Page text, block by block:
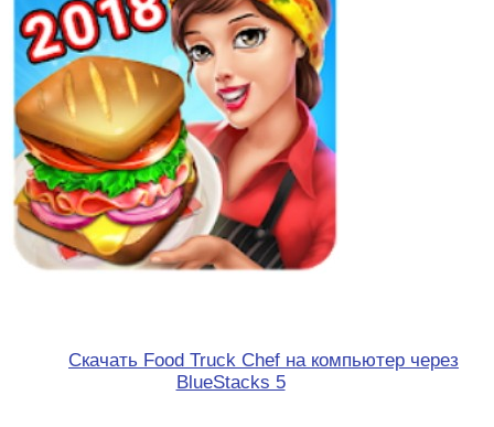
Скачать Food Truck Chef на компьютер через
BlueStacks 5